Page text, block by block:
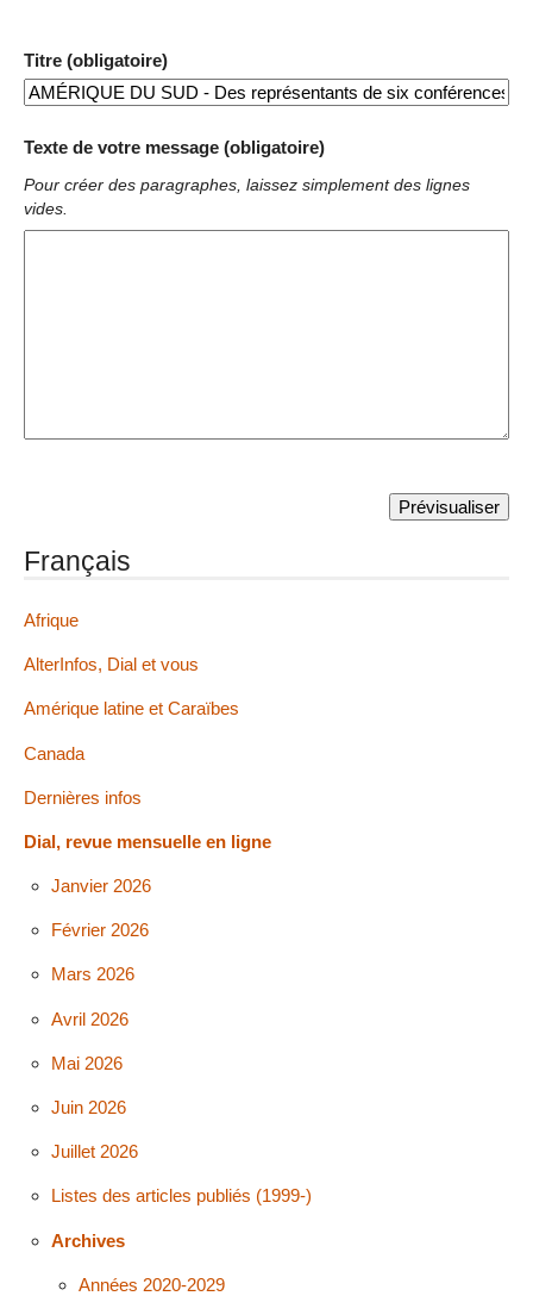
Titre (obligatoire)
Texte de votre message (obligatoire)
Pour créer des paragraphes, laissez simplement des lignes
vides.
Français
Afrique
AlterInfos, Dial et vous
Amérique latine et Caraïbes
Canada
Dernières infos
Dial, revue mensuelle en ligne
Janvier 2026
Février 2026
Mars 2026
Avril 2026
Mai 2026
Juin 2026
Juillet 2026
Listes des articles publiés (1999-)
Archives
Années 2020-2029